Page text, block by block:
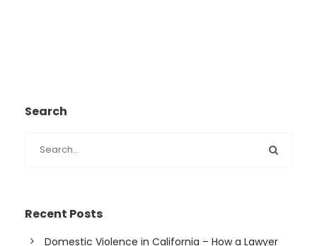
Search
Recent Posts
Domestic Violence in California – How a Lawyer